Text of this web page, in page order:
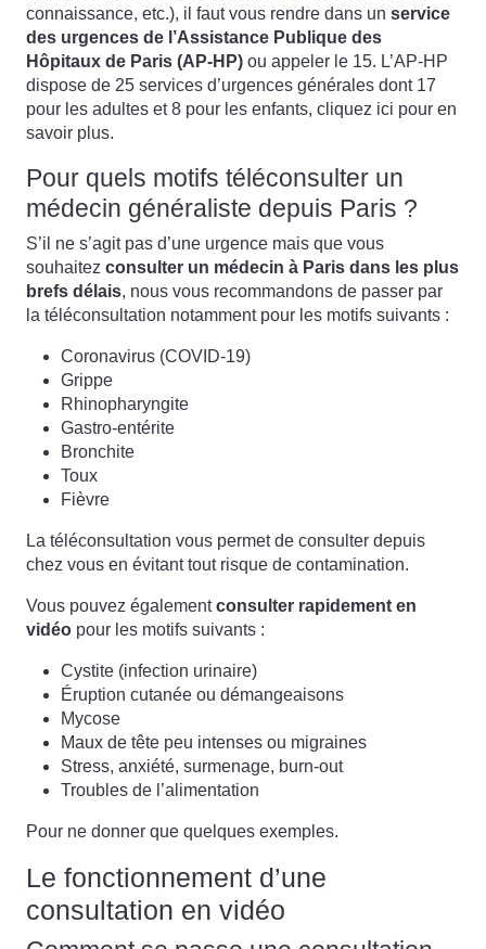
connaissance, etc.), il faut vous rendre dans un service
des urgences de l’Assistance Publique des
Hôpitaux de Paris (AP-HP) ou appeler le 15. L’AP-HP
dispose de 25 services d’urgences générales dont 17
pour les adultes et 8 pour les enfants, cliquez ici pour en
savoir plus.
Pour quels motifs téléconsulter un
médecin généraliste depuis Paris ?
S’il ne s’agit pas d’une urgence mais que vous
souhaitez consulter un médecin à Paris dans les plus
brefs délais, nous vous recommandons de passer par
la téléconsultation notamment pour les motifs suivants :
Coronavirus (COVID-19)
Grippe
Rhinopharyngite
Gastro-entérite
Bronchite
Toux
Fièvre
La téléconsultation vous permet de consulter depuis
chez vous en évitant tout risque de contamination.
Vous pouvez égalementconsulter rapidement en
vidéo pour les motifs suivants :
Cystite (infection urinaire)
Éruption cutanée ou démangeaisons
Mycose
Maux de tête peu intenses ou migraines
Stress, anxiété, surmenage, burn-out
Troubles de l’alimentation
Pour ne donner que quelques exemples.
Le fonctionnement d’une
consultation en vidéo